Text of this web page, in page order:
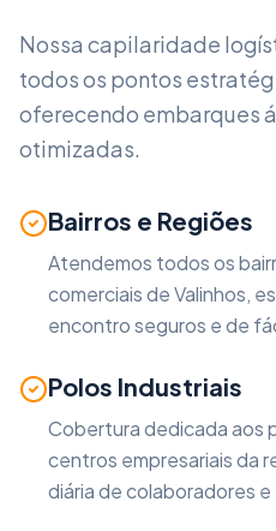
Nossa capilaridade
todos os pontos
oferecendo embarques
otimizadas.
Bairros e Regiões
Atendemos todos os
comerciais deValinhos,
encontro seguros e de
Polos Industriais
Cobertura dedicada aos
centros empresariais da
diária de colaboradores